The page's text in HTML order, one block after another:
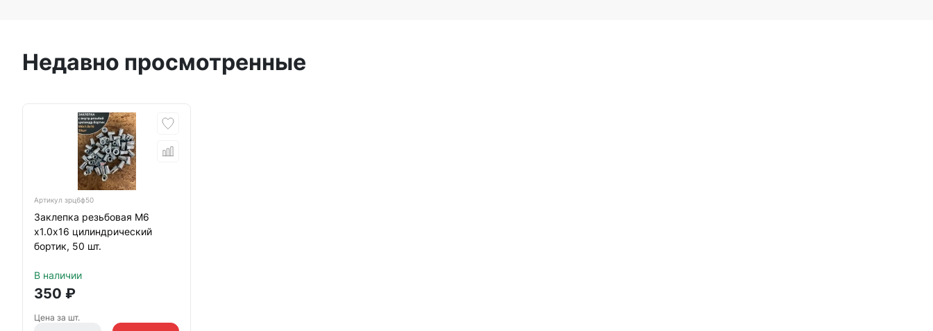
Недавно просмотренные
Артикул зрц6ф50
Заклепка резьбовая М6
х1.0х16 цилиндрический
бортик, 50 шт.
В наличии
350 ₽
Цена за шт.